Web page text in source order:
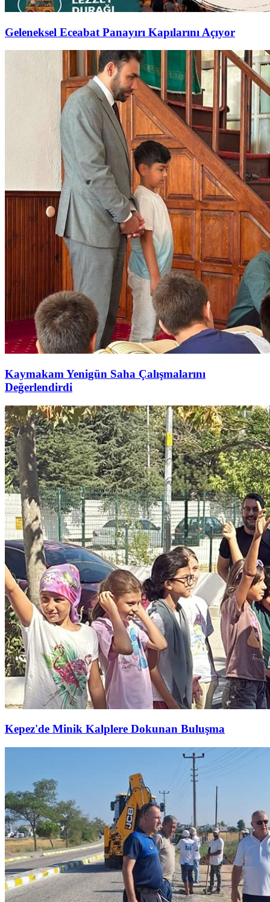
Geleneksel Eceabat Panayırı Kapılarını Açıyor
Kaymakam Yenigün Saha Çalışmalarını
Değerlendirdi
Kepez'de Minik Kalplere Dokunan Buluşma